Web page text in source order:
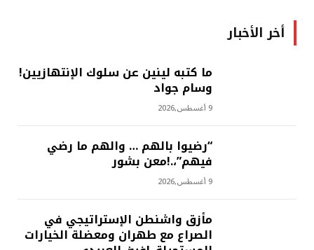
أخر الأخبار
ما كتبه لينين عن سلوك الإنتهازيين!
وسام جواد
9 أغسطس,2026
“رضيوا بالهم … والهم ما رضي
فيهم”،.!معن بشور
9 أغسطس,2026
مأزق واشنطن الإستراتيجي في
الصراع مع طهران ومعضلة الخيارات